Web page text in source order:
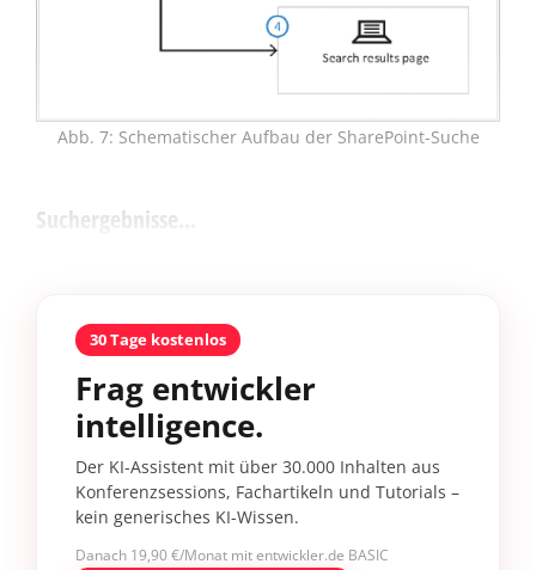
Abb. 7: Schematischer Aufbau der SharePoint-Suche
Suchergebnisse...
30 Tage kostenlos
Frag entwickler
intelligence.
Der KI-Assistent mit über 30.000 Inhalten aus
Konferenzsessions, Fachartikeln und Tutorials –
kein generisches KI-Wissen.
Danach 19,90 €/Monat mit entwickler.de BASIC